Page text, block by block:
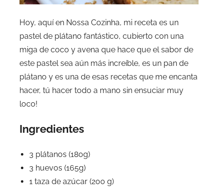
Hoy, aquí en Nossa Cozinha, mi receta es un
pastel de plátano fantástico, cubierto con una
miga de coco y avena que hace que el sabor de
este pastel sea aún más increíble, es un pan de
plátano y es una de esas recetas que me encanta
hacer, tú hacer todo a mano sin ensuciar muy
loco!
Ingredientes
3 plátanos (180g)
3 huevos (165g)
1 taza de azúcar (200 g)